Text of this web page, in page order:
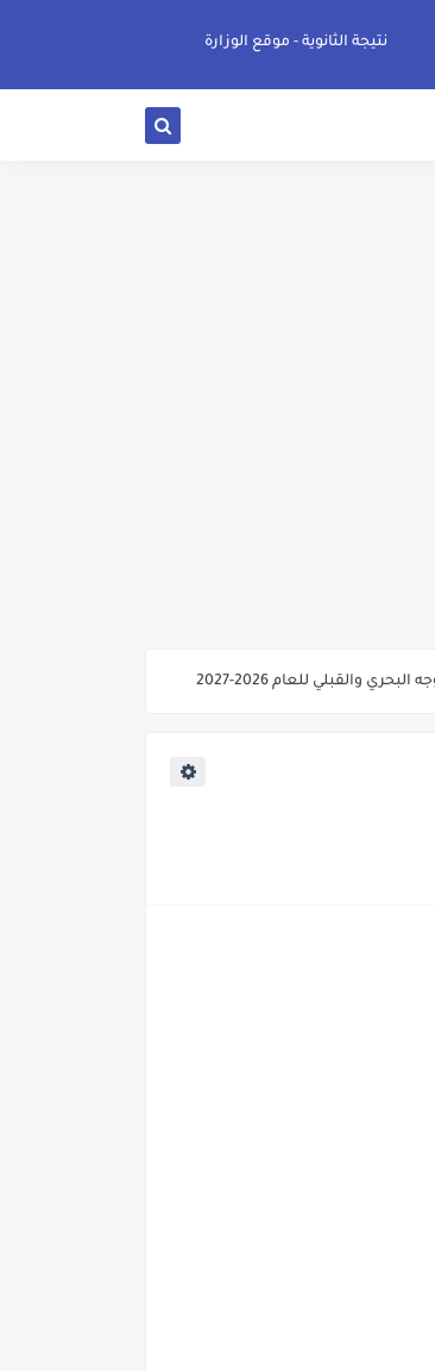
نتيجة الثانوية - موقع الوزارة